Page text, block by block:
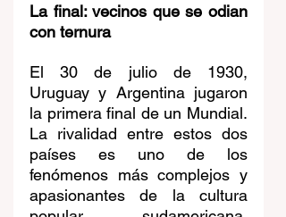
La final: vecinos que se odian
con ternura
El 30 de julio de 1930,
Uruguay y Argentina jugaron
la primera final de un Mundial.
La rivalidad entre estos dos
países es uno de los
fenómenos más complejos y
apasionantes de la cultura